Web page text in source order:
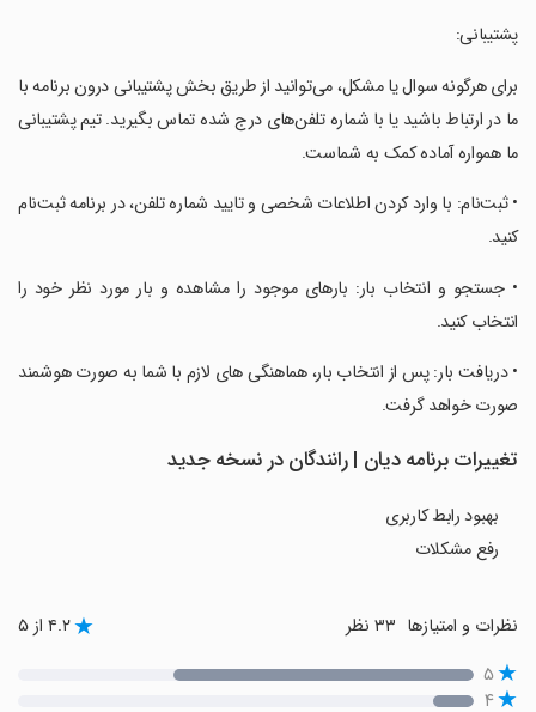
‏پشتیبانی:
‏برای هرگونه سوال یا مشکل، می‌توانید از طریق بخش پشتیبانی درون برنامه با
ما در ارتباط باشید یا با شماره تلفن‌های درج شده تماس بگیرید. تیم پشتیبانی
ما همواره آماده کمک به شماست.
‏• ثبت‌نام: با وارد کردن اطلاعات شخصی و تایید شماره تلفن، در برنامه ثبت‌نام
کنید.
‏• جستجو و انتخاب بار: بارهای موجود را مشاهده و بار مورد نظر خود را
انتخاب کنید.
‏• دریافت بار: پس از انتخاب بار، هماهنگی های لازم با شما به صورت هوشمند
صورت خواهد گرفت.
تغییرات برنامه ‏دیان | رانندگان در نسخه جدید
بهبود رابط کاربری
رفع مشکلات
نظرات و امتیازها ۴.۲ از ۵
۵
۴